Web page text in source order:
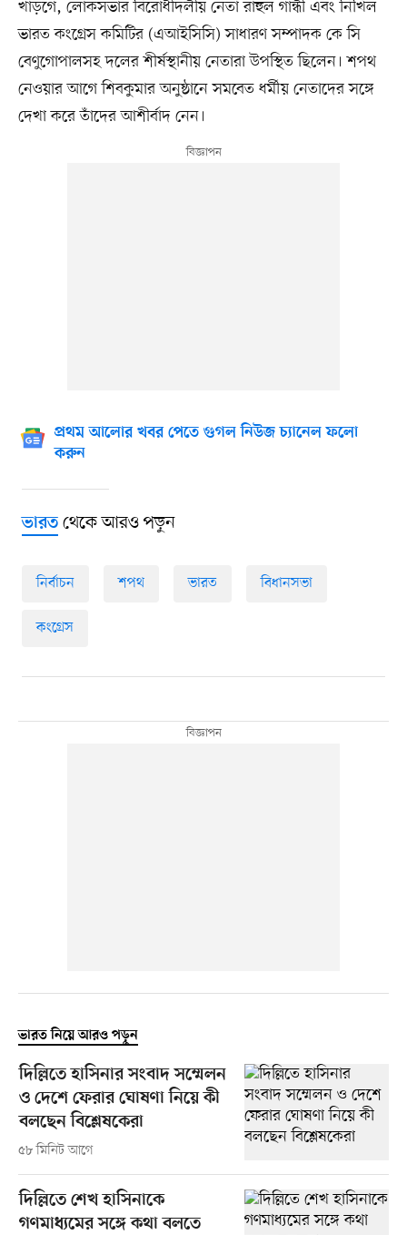
খাড়গে, লোকসভার বিরোধীদলীয় নেতা রাহুল গান্ধী এবং নিখিল
ভারত কংগ্রেস কমিটির (এআইসিসি) সাধারণ সম্পাদক কে সি
বেণুগোপালসহ দলের শীর্ষস্থানীয় নেতারা উপস্থিত ছিলেন। শপথ
নেওয়ার আগে শিবকুমার অনুষ্ঠানে সমবেত ধর্মীয় নেতাদের সঙ্গে
দেখা করে তাঁদের আশীর্বাদ নেন।
প্রথম আলোর খবর পেতে গুগল নিউজ চ্যানেল ফলো
করুন
ভারতথেকে আরও পড়ুন
নির্বাচন শপথ ভারত বিধানসভা
কংগ্রেস
ভারত নিয়ে আরও পড়ুন
দিল্লিতে হাসিনার সংবাদ সম্মেলন
ও দেশে ফেরার ঘোষণা নিয়ে কী
বলছেন বিশ্লেষকেরা
৫৮ মিনিট আগে
দিল্লিতে শেখ হাসিনাকে
গণমাধ্যমের সঙ্গে কথা বলতে